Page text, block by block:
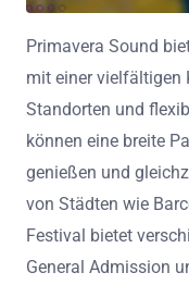
Primavera Sound
mit einer vielfältigen
Standorten und
können eine breite
genießen und
von Städten wie
Festival bietet
General Admission